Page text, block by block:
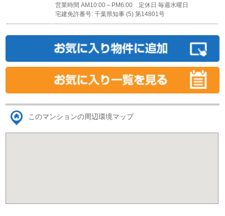
営業時間 AM10:00～PM6:00 定休日 毎週水曜日
宅建免許番号: 千葉県知事 (5) 第14801号
このマンションの周辺環境マップ